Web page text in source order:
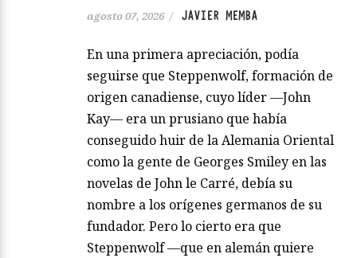
agosto 07, 2026 / JAVIER MEMBA
En una primera apreciación, podía
seguirse que Steppenwolf, formación de
origen canadiense, cuyo líder —John
Kay— era un prusiano que había
conseguido huir de la Alemania Oriental
como la gente de Georges Smiley en las
novelas de John le Carré, debía su
nombre a los orígenes germanos de su
fundador. Pero lo cierto era que
Steppenwolf —que en alemán quiere